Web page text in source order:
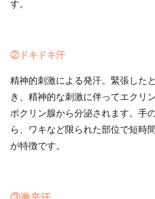
す。
②ドキドキ汗
精神的刺激による発汗。緊張した
き、精神的な刺激に伴ってエクリ
ポクリン腺から分泌されます。手
ら、ワキなど限られた部位で短時
が特徴です。